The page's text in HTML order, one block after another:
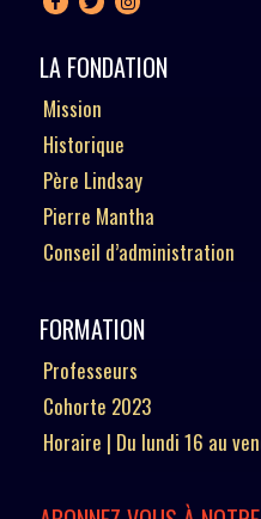
LA FONDATION
Mission
Historique
Père Lindsay
Pierre Mantha
Conseil d’administration
FORMATION
Professeurs
Cohorte 2023
Horaire | Du lundi 16 au